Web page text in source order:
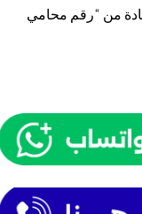
من “رقم محامي